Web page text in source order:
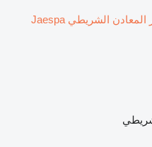
منشار المعادن الشريطي Jaespa